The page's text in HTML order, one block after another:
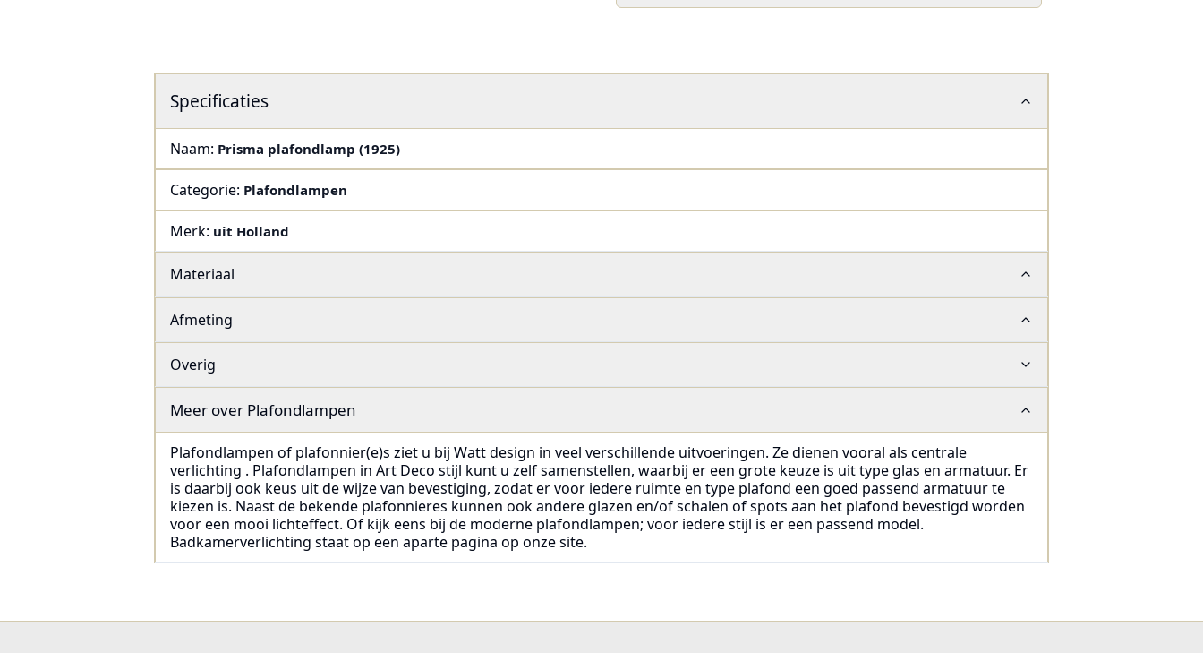
Specificaties
Naam: Prisma plafondlamp (1925)
Categorie: Plafondlampen
Merk: uit Holland
Materiaal
Afmeting
Overig
Meer over Plafondlampen
Plafondlampen of plafonnier(e)s ziet u bij Watt design in veel verschillende uitvoeringen. Ze dienen vooral als centrale
verlichting . Plafondlampen in Art Deco stijl kunt u zelf samenstellen, waarbij er een grote keuze is uit type glas en armatuur. Er
is daarbij ook keus uit de wijze van bevestiging, zodat er voor iedere ruimte en type plafond een goed passend armatuur te
kiezen is. Naast de bekende plafonnieres kunnen ook andere glazen en/of schalen of spots aan het plafond bevestigd worden
voor een mooi lichteffect. Of kijk eens bij de moderne plafondlampen; voor iedere stijl is er een passend model.
Badkamerverlichting staat op een aparte pagina op onze site.